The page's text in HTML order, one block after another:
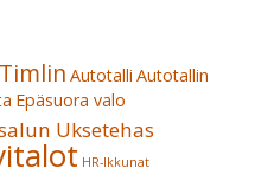
Autotalli Autotallin
Epäsuora valo
Uksetehas
HR-Ikkunat